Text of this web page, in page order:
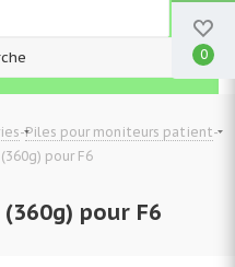
-Piles pour moniteurs patient-
pour F6
pour F6
0